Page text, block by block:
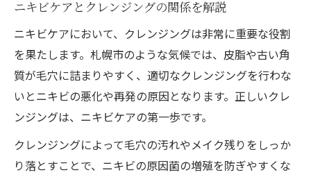
ニキビケアとクレンジングの関係を解説
ニキビケアにおいて、クレンジングは非常に重要な役割
を果たします。札幌市のような気候では、皮脂や古い角
質が毛穴に詰まりやすく、適切なクレンジングを行わな
いとニキビの悪化や再発の原因となります。正しいクレ
ンジングは、ニキビケアの第一歩です。
クレンジングによって毛穴の汚れやメイク残りをしっか
り落とすことで、ニキビの原因菌の増殖を防ぎやすくな